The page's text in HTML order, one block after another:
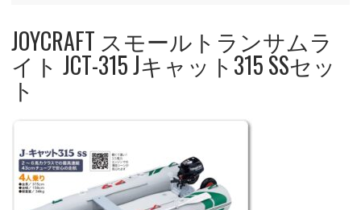
JOYCRAFT スモールトランサムラ
イト JCT-315 Jキャット315 SSセッ
ト